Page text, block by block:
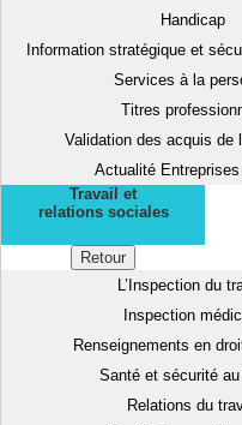
Handicap
Information stratégique et
Services à la
Titres
Validation des acquis de
Actualité
Travail et
relations sociales
Retour
L’Inspection du
Inspection
Renseignements en
Santé et sécurité au
Relations du